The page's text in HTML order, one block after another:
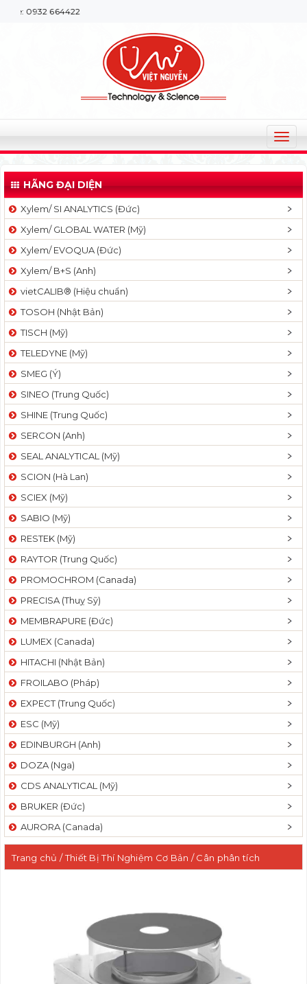
664422
T
o
g
l
v
a
t
n
HÃNG ĐẠI DIỆN
Xylem/ SI ANALYTICS (Đức)
Xylem/ GLOBAL WATER (Mỹ)
Xylem/ EVOQUA (Đức)
Xylem/ B+S (Anh)
vietCALIB® (Hiệu chuẩn)
TOSOH (Nhật Bản)
TISCH (Mỹ)
TELEDYNE (Mỹ)
SMEG (Ý)
SINEO (Trung Quốc)
SHINE (Trung Quốc)
SERCON (Anh)
SEAL ANALYTICAL (Mỹ)
SCION (Hà Lan)
SCIEX (Mỹ)
SABIO (Mỹ)
RESTEK (Mỹ)
RAYTOR (Trung Quốc)
PROMOCHROM (Canada)
PRECISA (Thuỵ Sỹ)
MEMBRAPURE (Đức)
LUMEX (Canada)
HITACHI (Nhật Bản)
FROILABO (Pháp)
EXPECT (Trung Quốc)
ESC (Mỹ)
EDINBURGH (Anh)
DOZA (Nga)
CDS ANALYTICAL (Mỹ)
BRUKER (Đức)
AURORA (Canada)
Trang chủ /Thiết Bị Thí Nghiệm Cơ Bản /Cân phân tích